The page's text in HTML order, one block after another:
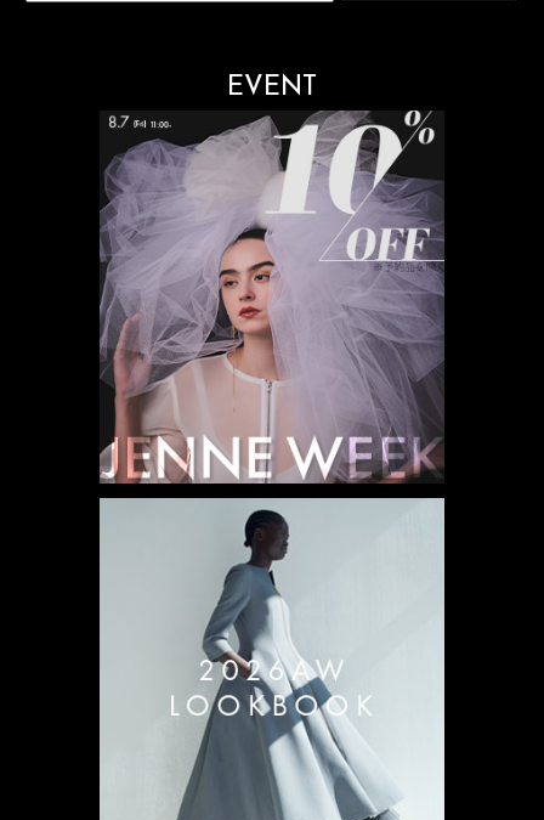
EVENT